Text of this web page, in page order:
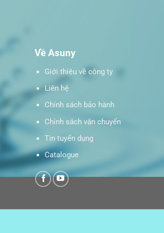
Về Asuny
Giới thiệu về công ty
Liên hệ
Chính sách bảo hành
Chính sách vận chuyển
Tin tuyển dụng
Catalogue